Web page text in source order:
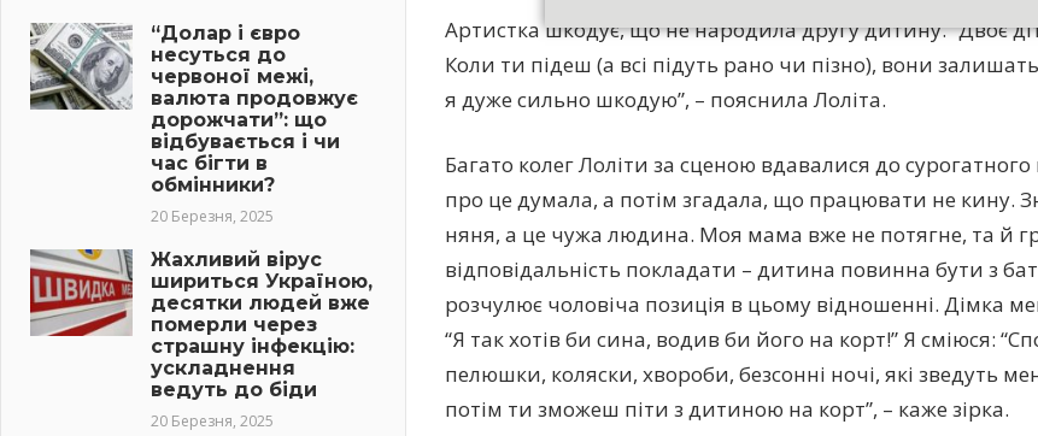
Артистка шкодує, що не народила другу дитину. “Двоє
Коли ти підеш (а всі підуть рано чи пізно), вони
я дуже сильно шкодую”, – пояснила Лоліта.
Багато колег Лоліти за сценою вдавалися до
про це думала, а потім згадала, що працювати не кину.
няня, а це чужа людина. Моя мама вже не потягне, та й
відповідальність покладати – дитина повинна бути з
розчулює чоловіча позиція в цьому відношенні. Дімка
“Я так хотів би сина, водив би його на корт!” Я сміюся:
пелюшки, коляски, хвороби, безсонні ночі, які зведуть
потім ти зможеш піти з дитиною на корт”, – каже зірка.
“Долар і євро
несуться до
червоної межі,
валюта продовжує
дорожчати”: що
відбувається і чи
час бігти в
обмінники?
20 Березня, 2025
Жахливий вірус
шириться Україною,
десятки людей вже
померли через
страшну інфекцію:
ускладнення
ведуть до біди
20 Березня, 2025